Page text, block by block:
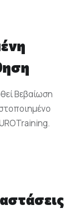
Βεβαίωση